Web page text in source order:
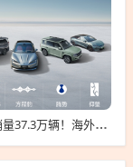
比亚迪8月销量37.3万辆！海外卖疯了 暴增146%